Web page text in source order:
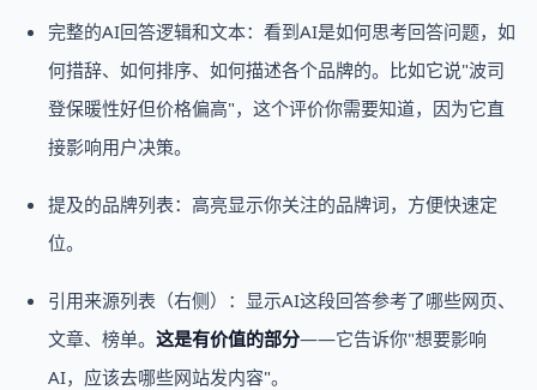
完整的AI回答逻辑和文本：看到AI是如何思考回答问题，如
何措辞、如何排序、如何描述各个品牌的。比如它说"波司
登保暖性好但价格偏高"，这个评价你需要知道，因为它直
接影响用户决策。
提及的品牌列表：高亮显示你关注的品牌词，方便快速定
位。
引用来源列表（右侧）：显示AI这段回答参考了哪些网页、
文章、榜单。 这是有价值的部分——它告诉你"想要影响
AI，应该去哪些网站发内容"。